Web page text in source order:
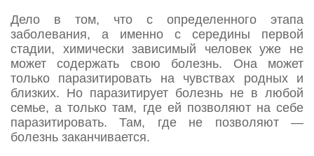
Дело в том, что с определенного этапа
заболевания, а именно с середины первой
стадии, химически зависимый человек уже не
может содержать свою болезнь. Она может
только паразитировать на чувствах родных и
близких. Но паразитирует болезнь не в любой
семье, а только там, где ей позволяют на себе
паразитировать. Там, где не позволяют —
болезнь заканчивается.